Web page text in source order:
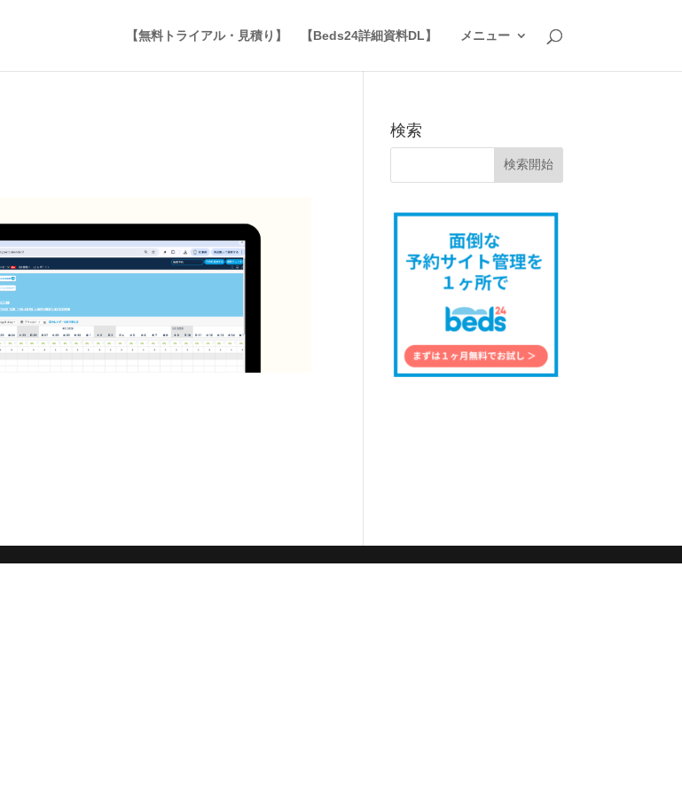
【無料トライアル・見積り】 【Beds24詳細資料DL】 メニュー
検索